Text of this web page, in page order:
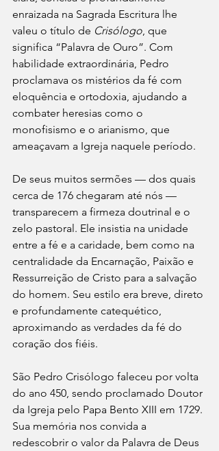
enraizada na Sagrada Escritura lhe
valeu o título de Crisólogo, que
significa “Palavra de Ouro”. Com
habilidade extraordinária, Pedro
proclamava os mistérios da fé com
eloquência e ortodoxia, ajudando a
combater heresias como o
monofisismo e o arianismo, que
ameaçavam a Igreja naquele período.
De seus muitos sermões — dos quais
cerca de 176 chegaram até nós —
transparecem a firmeza doutrinal e o
zelo pastoral. Ele insistia na unidade
entre a fé e a caridade, bem como na
centralidade da Encarnação, Paixão e
Ressurreição de Cristo para a salvação
do homem. Seu estilo era breve, direto
e profundamente catequético,
aproximando as verdades da fé do
coração dos fiéis.
São Pedro Crisólogo faleceu por volta
do ano 450, sendo proclamado Doutor
da Igreja pelo Papa Bento XIII em 1729.
Sua memória nos convida a
redescobrir o valor da Palavra de Deus